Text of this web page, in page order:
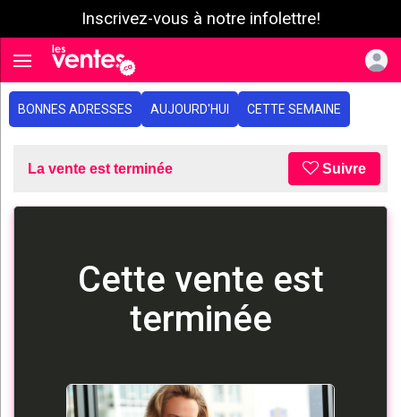
Inscrivez-vous à notre infolettre!
Toggle navigation
BONNES ADRESSES AUJOURD'HUI CETTE SEMAINE
La vente est terminée Suivre
Cette vente est
terminée